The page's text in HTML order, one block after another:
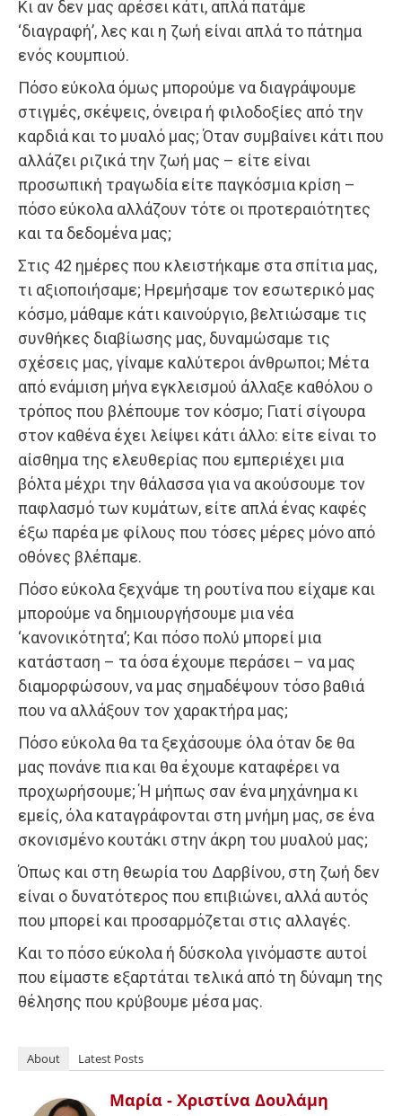
Κι αν δεν μας αρέσει κάτι, απλά πατάμε
‘διαγραφή’, λες και η ζωή είναι απλά το πάτημα
ενός κουμπιού.
Πόσο εύκολα όμως μπορούμε να διαγράψουμε
στιγμές, σκέψεις, όνειρα ή φιλοδοξίες από την
καρδιά και το μυαλό μας; Όταν συμβαίνει κάτι που
αλλάζει ριζικά την ζωή μας – είτε είναι
προσωπική τραγωδία είτε παγκόσμια κρίση –
πόσο εύκολα αλλάζουν τότε οι προτεραιότητες
και τα δεδομένα μας;
Στις 42 ημέρες που κλειστήκαμε στα σπίτια μας,
τι αξιοποιήσαμε; Ηρεμήσαμε τον εσωτερικό μας
κόσμο, μάθαμε κάτι καινούργιο, βελτιώσαμε τις
συνθήκες διαβίωσης μας, δυναμώσαμε τις
σχέσεις μας, γίναμε καλύτεροι άνθρωποι; Μέτα
από ενάμιση μήνα εγκλεισμού άλλαξε καθόλου ο
τρόπος που βλέπουμε τον κόσμο; Γιατί σίγουρα
στον καθένα έχει λείψει κάτι άλλο: είτε είναι το
αίσθημα της ελευθερίας που εμπεριέχει μια
βόλτα μέχρι την θάλασσα για να ακούσουμε τον
παφλασμό των κυμάτων, είτε απλά ένας καφές
έξω παρέα με φίλους που τόσες μέρες μόνο από
οθόνες βλέπαμε.
Πόσο εύκολα ξεχνάμε τη ρουτίνα που είχαμε και
μπορούμε να δημιουργήσουμε μια νέα
‘κανονικότητα’; Και πόσο πολύ μπορεί μια
κατάσταση – τα όσα έχουμε περάσει – να μας
διαμορφώσουν, να μας σημαδέψουν τόσο βαθιά
που να αλλάξουν τον χαρακτήρα μας;
Πόσο εύκολα θα τα ξεχάσουμε όλα όταν δε θα
μας πονάνε πια και θα έχουμε καταφέρει να
προχωρήσουμε; Ή μήπως σαν ένα μηχάνημα κι
εμείς, όλα καταγράφονται στη μνήμη μας, σε ένα
σκονισμένο κουτάκι στην άκρη του μυαλού μας;
Όπως και στη θεωρία του Δαρβίνου, στη ζωή δεν
είναι ο δυνατότερος που επιβιώνει, αλλά αυτός
που μπορεί και προσαρμόζεται στις αλλαγές.
Και το πόσο εύκολα ή δύσκολα γινόμαστε αυτοί
που είμαστε εξαρτάται τελικά από τη δύναμη της
θέλησης που κρύβουμε μέσα μας.
About Latest Posts
Μαρία - Χριστίνα Δουλάμη